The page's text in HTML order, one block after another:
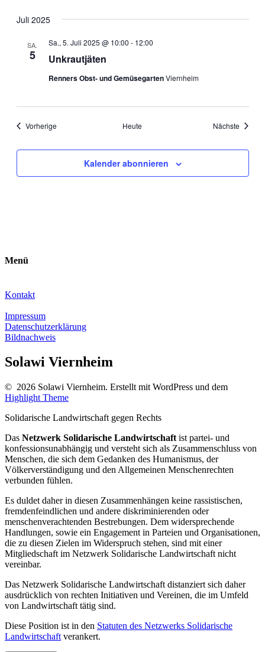
Juli 2025
SA.
5 Unkrautjäten
Sa., 5. Juli 2025 @ 10:00 - 12:00
Renners Obst- und GemüsegartenViernheim
VorherigeVeranstaltungen Heute Nächste
Kalender abonnieren
Menü
Kontakt
Impressum
Datenschutzerklärung
Bildnachweis
Solawi Viernheim
© 2026 Solawi Viernheim. Erstellt mit WordPress und dem
Highlight Theme
Solidarische Landwirtschaft gegen Rechts
Das Netzwerk Solidarische Landwirtschaft ist partei- und
konfessionsunabhängig und versteht sich als Zusammenschluss von
Menschen, die sich dem Gedanken des Humanismus, der
Völkerverständigung und den Allgemeinen Menschenrechten
verbunden fühlen.
Es duldet daher in diesen Zusammenhängen keine rassistischen,
fremdenfeindlichen und andere diskriminierenden oder
menschenverachtenden Bestrebungen. Dem widersprechende
Handlungen, sowie ein Engagement in Parteien und Organisationen,
die zu diesen Zielen im Widerspruch stehen, sind mit einer
Mitgliedschaft im Netzwerk Solidarische Landwirtschaft nicht
vereinbar.
Das Netzwerk Solidarische Landwirtschaft distanziert sich daher
ausdrücklich von rechten Initiativen und Vereinen, die im Umfeld
von Landwirtschaft tätig sind.
Diese Position ist in den Statuten des Netzwerks Solidarische
Landwirtschaft verankert.